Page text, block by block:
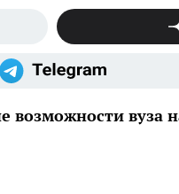
возможности вуза